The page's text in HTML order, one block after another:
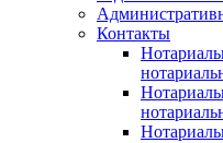
Контакты